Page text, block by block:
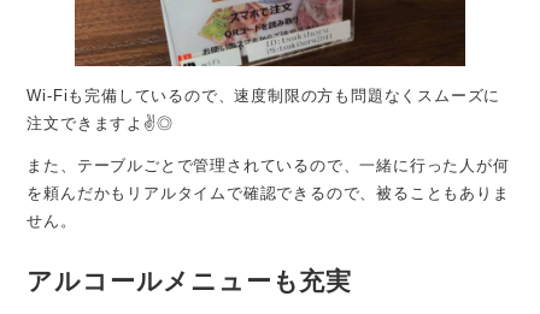
Wi-Fiも完備しているので、速度制限の方も問題なくスムーズに
注文できますよ✌️◎
また、テーブルごとで管理されているので、一緒に行った人が何
を頼んだかもリアルタイムで確認できるので、被ることもありま
せん。
アルコールメニューも充実